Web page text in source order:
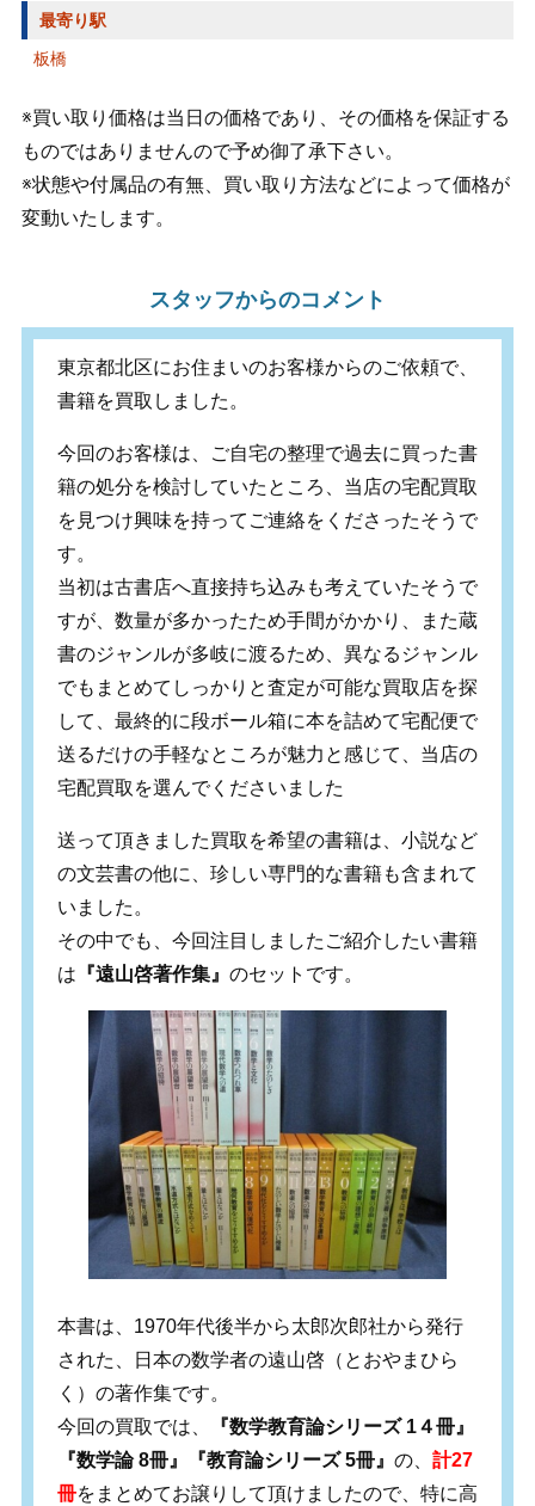
最寄り駅
板橋
※買い取り価格は当日の価格であり、その価格を保証する
ものではありませんので予め御了承下さい。
※状態や付属品の有無、買い取り方法などによって価格が
変動いたします。
スタッフからのコメント
東京都北区にお住まいのお客様からのご依頼で、
書籍を買取しました。
今回のお客様は、ご自宅の整理で過去に買った書
籍の処分を検討していたところ、当店の宅配買取
を見つけ興味を持ってご連絡をくださったそうで
す。
当初は古書店へ直接持ち込みも考えていたそうで
すが、数量が多かったため手間がかかり、また蔵
書のジャンルが多岐に渡るため、異なるジャンル
でもまとめてしっかりと査定が可能な買取店を探
して、最終的に段ボール箱に本を詰めて宅配便で
送るだけの手軽なところが魅力と感じて、当店の
宅配買取を選んでくださいました
送って頂きました買取を希望の書籍は、小説など
の文芸書の他に、珍しい専門的な書籍も含まれて
いました。
その中でも、今回注目しましたご紹介したい書籍
は 『遠山啓著作集』 のセットです。
本書は、1970年代後半から太郎次郎社から発行
された、日本の数学者の遠山啓（とおやまひら
く）の著作集です。
今回の買取では、
『数学教育論シリーズ 1４冊』
『数学論 8冊』『教育論シリーズ 5冊』 の、 計27
冊をまとめてお譲りして頂けましたので、特に高